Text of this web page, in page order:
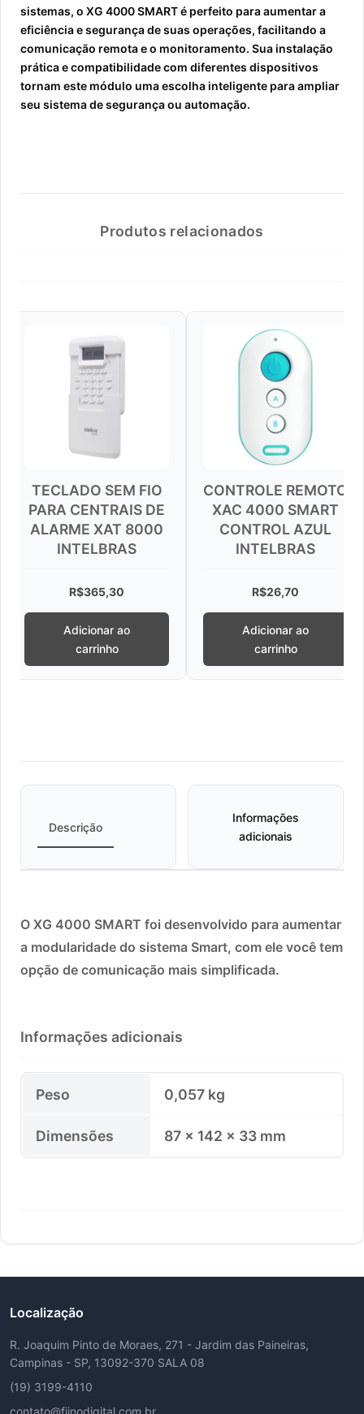
sistemas, o XG 4000 SMART é perfeito para aumentar a
eficiência e segurança de suas operações, facilitando a
comunicação remota e o monitoramento. Sua instalação
prática e compatibilidade com diferentes dispositivos
tornam este módulo uma escolha inteligente para ampliar
seu sistema de segurança ou automação.
Produtos relacionados
SEM FIO
CENTRAIS DE
XAT 8000
INTELBRAS
365,30
Adicionar ao
carrinho
CONTROLE REMOTO
XAC 4000 SMART
CONTROL AZUL
INTELBRAS
26,70
Adicionar ao
carrinho
Descrição
Informações
adicionais
O XG 4000 SMART foi desenvolvido para aumentar
a modularidade do sistema Smart, com ele você tem
opção de comunicação mais simplificada.
Informações adicionais
Peso 0,057 kg
Dimensões 87 × 142 × 33 mm
Localização
R. Joaquim Pinto de Moraes, 271 - Jardim das Paineiras,
Campinas - SP, 13092-370 SALA 08
(19) 3199-4110
contato@fiinodigital.com.br